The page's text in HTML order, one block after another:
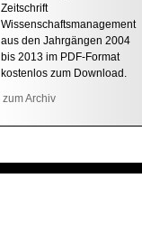
Zeitschrift
Wissenschaftsmanagement
aus den Jahrgängen 2004
bis 2013 im PDF-Format
kostenlos zum Download.
zum Archiv